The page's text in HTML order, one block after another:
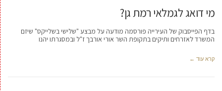
מי דואג לגמלאי רמת גן?
בדף הפייסבוק של העירייה פורסמה מודעה על מבצע "שלישי בשלייקס" שיזם
המשרד לאזרחים ותיקים בתקופת השר אורי אורבך ז"ל ובמסגרתו יהנו
קרא עוד ←